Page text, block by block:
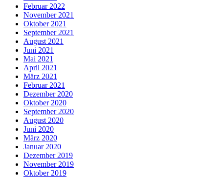
Februar 2022
November 2021
Oktober 2021
September 2021
August 2021
Juni 2021
Mai 2021
April 2021
März 2021
Februar 2021
Dezember 2020
Oktober 2020
September 2020
August 2020
Juni 2020
März 2020
Januar 2020
Dezember 2019
November 2019
Oktober 2019